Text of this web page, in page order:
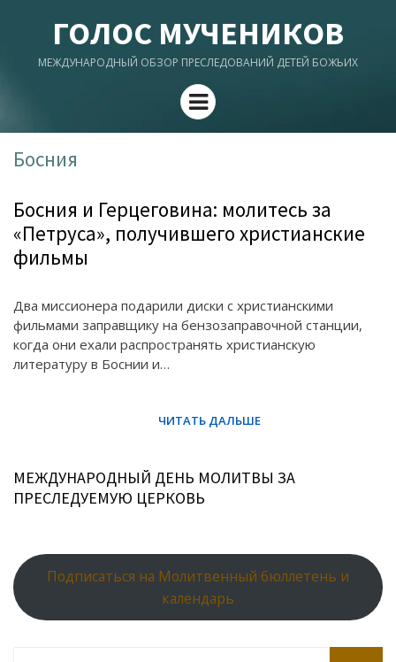
ГОЛОС МУЧЕНИКОВ
МЕЖДУНАРОДНЫЙ ОБЗОР ПРЕСЛЕДОВАНИЙ ДЕТЕЙ БОЖЬИХ
Menu
Босния
Босния и Герцеговина: молитесь за
«Петруса», получившего христианские
фильмы
Два миссионера подарили диски с христианскими
фильмами заправщику на бензозаправочной станции,
когда они ехали распространять христианскую
литературу в Боснии и…
МЕЖДУНАРОДНЫЙ ДЕНЬ МОЛИТВЫ ЗА
ПРЕСЛЕДУЕМУЮ ЦЕРКОВЬ
Подписаться на Молитвенный бюллетень и
календарь